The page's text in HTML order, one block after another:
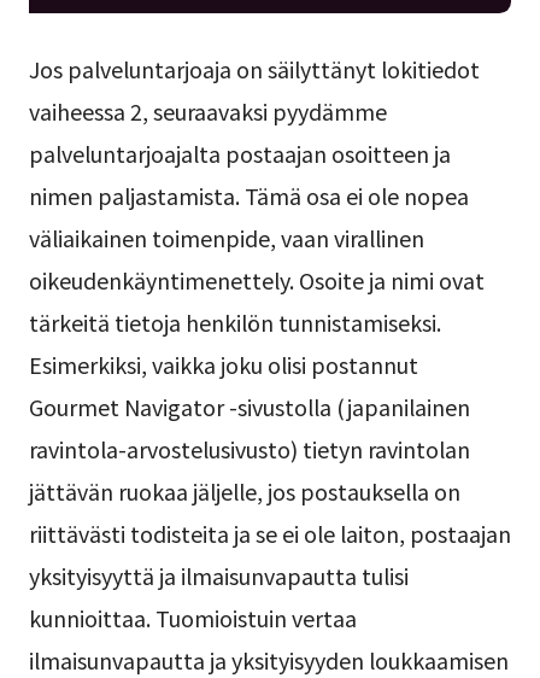
Jos palveluntarjoaja on säilyttänyt lokitiedot
vaiheessa 2, seuraavaksi pyydämme
palveluntarjoajalta postaajan osoitteen ja
nimen paljastamista. Tämä osa ei ole nopea
väliaikainen toimenpide, vaan virallinen
oikeudenkäyntimenettely. Osoite ja nimi ovat
tärkeitä tietoja henkilön tunnistamiseksi.
Esimerkiksi, vaikka joku olisi postannut
Gourmet Navigator -sivustolla (japanilainen
ravintola-arvostelusivusto) tietyn ravintolan
jättävän ruokaa jäljelle, jos postauksella on
riittävästi todisteita ja se ei ole laiton, postaajan
yksityisyyttä ja ilmaisunvapautta tulisi
kunnioittaa. Tuomioistuin vertaa
ilmaisunvapautta ja yksityisyyden loukkaamisen